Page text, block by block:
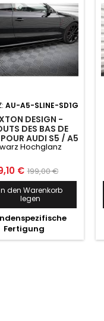
AU-A5-SLINE-SD1G
DESIGN -
DES BAS DE
AUDI S5 / A5
LINE 8T / 8T FL
Hochglanz
€ Normaler
Preis
199,00 €
den Warenkorb
legen
Fertigung